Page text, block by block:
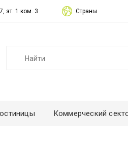
эт. 1 ком. 3 Страны
Коммерческий